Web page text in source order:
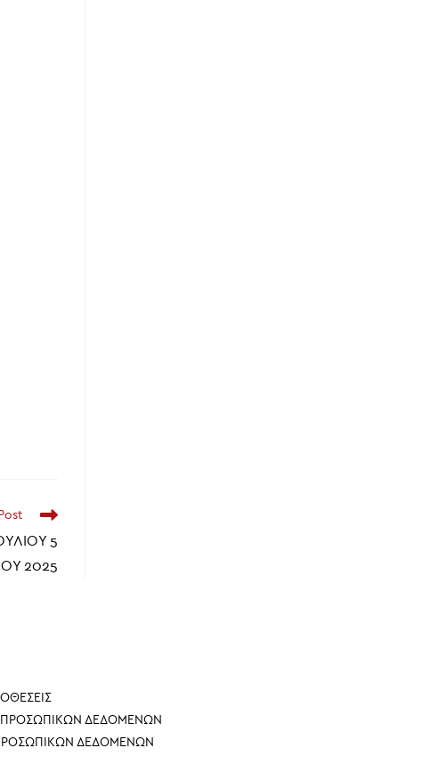
5
2025
ΠΡΟΣΩΠΙΚΩΝ ΔΕΔΟΜΕΝΩΝ
ΠΡΟΣΩΠΙΚΩΝ ΔΕΔΟΜΕΝΩΝ